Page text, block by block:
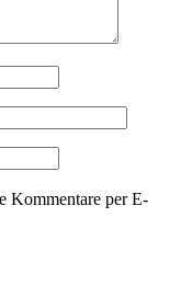
Kommentare per E-